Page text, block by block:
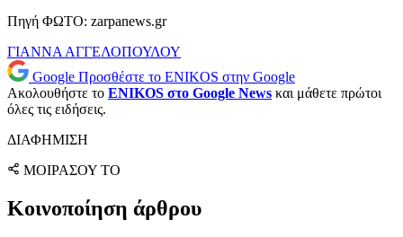
Πηγή ΦΩΤΟ: zarpanews.gr
ΓΙΑΝΝΑ ΑΓΓΕΛΟΠΟΥΛΟΥ
Google Προσθέστε το ENIKOS στην Google
Ακολουθήστε το ENIKOS στο Google News και μάθετε πρώτοι
όλες τις ειδήσεις.
ΔΙΑΦΗΜΙΣΗ
ΜΟΙΡΑΣΟΥ ΤΟ
Κοινοποίηση άρθρου